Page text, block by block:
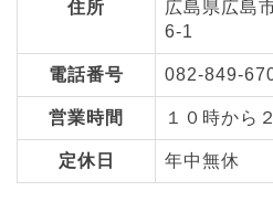
住所
広島県広島
6-1
電話番号 082-849-
営業時間 １０時から
定休日 年中無休